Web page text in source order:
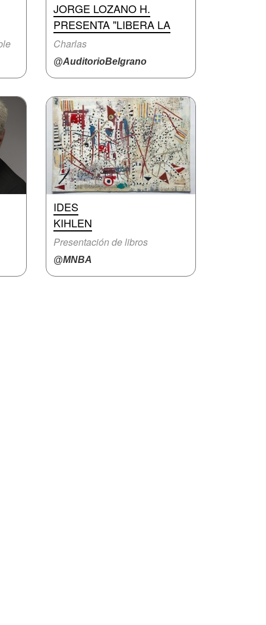
JORGE LOZANO H.
PRESENTA "LIBERA LA
Charlas
@AuditorioBelgrano
IDES
KIHLEN
Presentación de libros
@MNBA